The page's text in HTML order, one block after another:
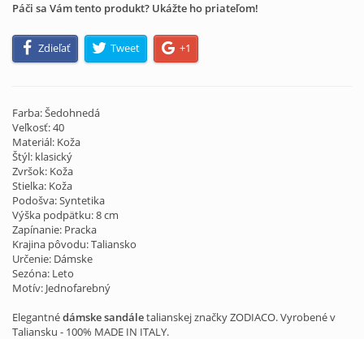
Páči sa Vám tento produkt? Ukážte ho priateľom!
Zdieľať Tweet +1
Farba: Šedohnedá
Veľkosť: 40
Materiál: Koža
Štýl: klasický
Zvršok: Koža
Stielka: Koža
Podošva: Syntetika
Výška podpätku: 8 cm
Zapínanie: Pracka
Krajina pôvodu: Taliansko
Určenie: Dámske
Sezóna: Leto
Motív: Jednofarebný
Elegantnédámske sandáletalianskej značky ZODIACO. Vyrobené v
Taliansku - 100% MADE IN ITALY.